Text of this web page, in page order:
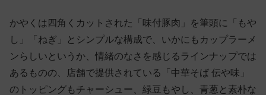
かやくは四角くカットされた「味付豚肉」を筆頭に「もや
し」「ねぎ」とシンプルな構成で、いかにもカップラーメ
ンらしいというか、情緒のなさを感じるラインナップでは
あるものの、店舗で提供されている「中華そば 伝や味」
のトッピングもチャーシュー、緑豆もやし、青葱と素朴な